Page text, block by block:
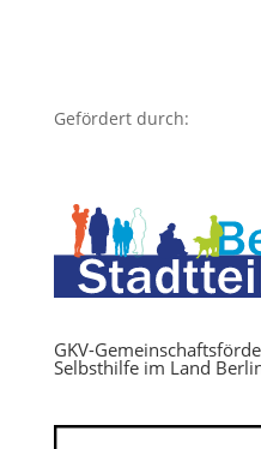
Gefördert durch:
GKV-
Selbsthilfe im Land